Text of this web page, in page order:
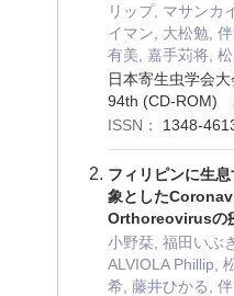
リップ, マサンカ
イマン, 大松勉,
有美, 嘉手苅将,
日本寄生虫学会
94th (CD-ROM)
ISSN：
1348-
フィリピンに生
象とした
Orthoreovirusの
小野栞, 福田いぶ
ALVIOLA Phillip,
希, 藤井ひかる,